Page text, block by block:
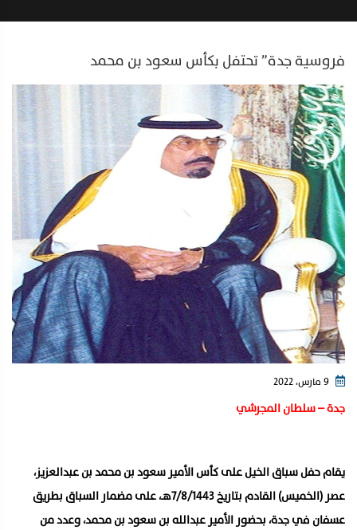
فروسية جدة” تحتفل بكأس سعود بن محمد
جدة – سلطان المجرشي
يقام حفل سباق الخيل على كأس الأمير سعود بن محمد بن عبدالعزيز،
عصر (الخميس) القادم بتاريخ 7/8/1443هـ، على مضمار السباق بطريق
عسفان في جدة، بحضور الأمير عبدالله بن سعود بن محمد، وعدد من